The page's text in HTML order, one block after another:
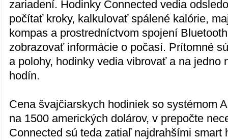
zariadení. Hodinky Connected vedia
počítať kroky, kalkulovať spálené kalórie,
kompas a prostredníctvom spojení
zobrazovať informácie o počasí. Prítomné
a polohy, hodinky vedia vibrovať a na jedno
hodín.
Cena švajčiarskych hodiniek so systémom
na 1500 amerických dolárov, v prepočte
Connected sú teda zatiaľ najdrahšími smart